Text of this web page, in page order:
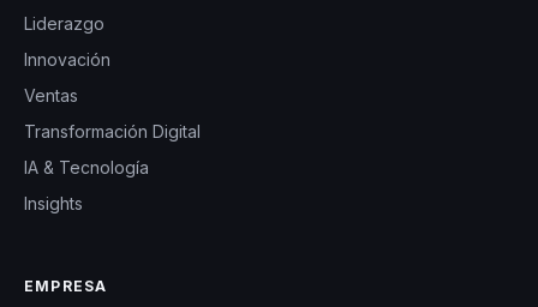
Liderazgo
Innovación
Ventas
Transformación Digital
IA & Tecnología
Insights
EMPRESA